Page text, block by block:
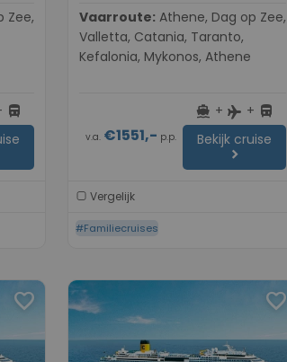
directions_bus
Vaarroute:
Valletta, Catania, Taranto,
Kefalonia, Mykonos, Athene
v.a. €1551,- p.p.
directions_boat + flight + directions_bus
Bekijk cruise
chevron_right
Vergelijk
#Familiecruises
favorite favorite